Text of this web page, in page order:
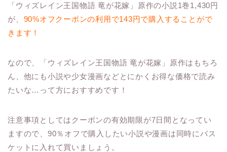
「ウィズレイン王国物語 竜が花嫁」原作の小説1巻1,430円
が、 90%オフクーポンの利用で143円で購入することがで
きます！
なので、「ウィズレイン王国物語 竜が花嫁」原作はもちろ
ん、他にも小説や少女漫画などとにかくお得な価格で読み
たいな…って方におすすめです！
注意事項としてはクーポンの有効期限が7日間となってい
ますので、90％オフで購入したい小説や漫画は同時にバス
ケットに入れて買いましょう。